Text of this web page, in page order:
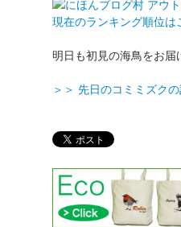
現在のランキング順位は
明日も初見の海鳥をお届
＞＞ 先日のコミミズク